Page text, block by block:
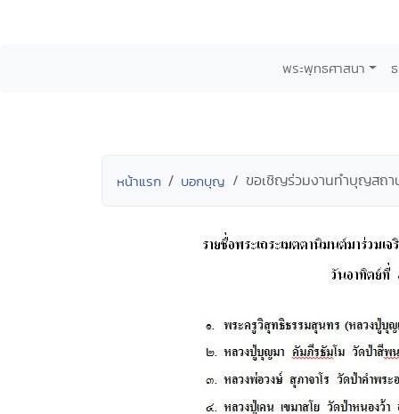
พระพุทธศาสนา
หน้าแรก บอกบุญ ขอเชิญร่วมงานทำบุญสถ